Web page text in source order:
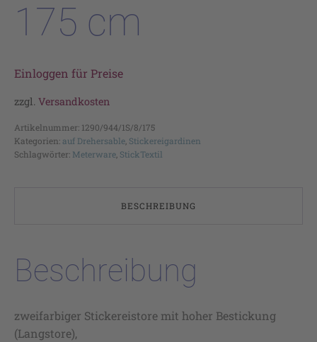
175 cm
Einloggen für Preise
zzgl. Versandkosten
Artikelnummer: 1290/944/1S/8/175
Kategorien: auf Drehersable Stickereigardinen
Schlagwörter: Meterware StickTextil
BESCHREIBUNG
Beschreibung
zweifarbiger Stickereistore mit hoher Bestickung
(Langstore),